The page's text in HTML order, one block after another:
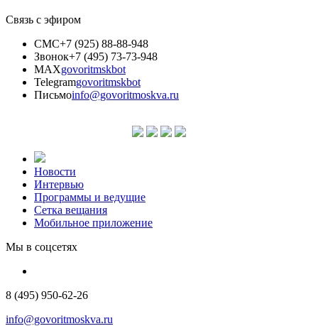
Связь с эфиром
СМС+7 (925) 88-88-948
Звонок+7 (495) 73-73-948
MAXgovoritmskbot
Telegramgovoritmskbot
Письмоinfo@govoritmoskva.ru
Новости
Интервью
Программы и ведущие
Сетка вещания
Мобильное приложение
Мы в соцсетях
8 (495) 950-62-26
info@govoritmoskva.ru